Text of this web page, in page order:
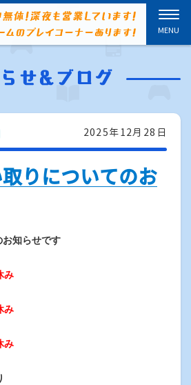
2025年12月28日
りについてのお
知らせです
み
み
み